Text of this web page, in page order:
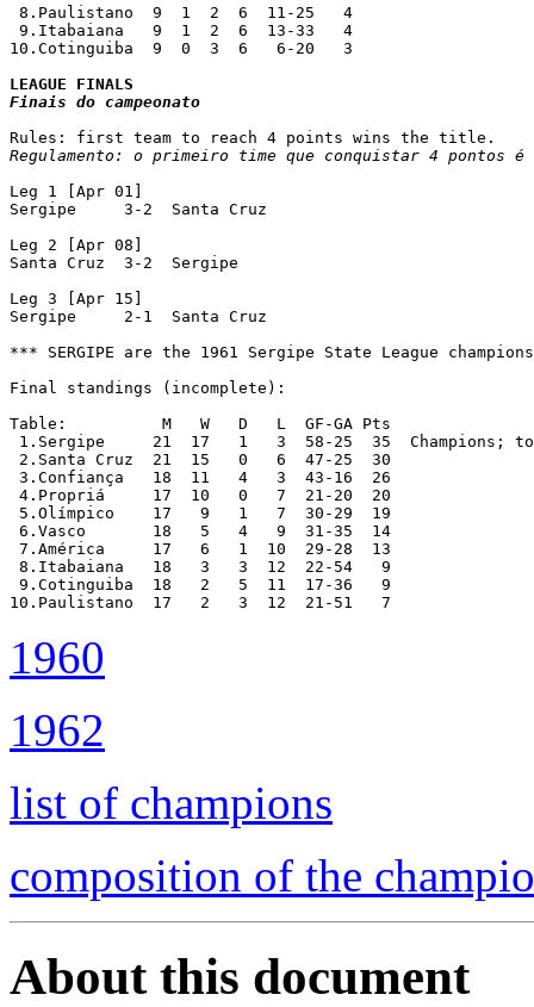
8.Paulistano  9  1  2  6  11-25   4
9.Itabaiana   9  1  2  6  13-33   4
10.Cotinguiba  9  0  3  6   6-20   3
Finais do campeonato
Regulamento: o primeiro time que conquistar 4 pontos é
Leg 1 [Apr 01]
Sergipe     3-2  Santa Cruz
Leg 2 [Apr 08]
Santa Cruz  3-2  Sergipe
Leg 3 [Apr 15]
Sergipe     2-1  Santa Cruz
*** SERGIPE are the 1961 Sergipe State League
Final standings (incomplete):
Table:          M   W   D   L  GF-GA Pts
1.Sergipe     21  17   1   3  58-25  35  Champions;
2.Santa Cruz  21  15   0   6  47-25  30
3.Confiança   18  11   4   3  43-16  26
4.Propriá     17  10   0   7  21-20  20
5.Olímpico    17   9   1   7  30-29  19
6.Vasco       18   5   4   9  31-35  14
7.América     17   6   1  10  29-28  13
8.Itabaiana   18   3   3  12  22-54   9
9.Cotinguiba  18   2   5  11  17-36   9
1960
1962
list of champions
composition of the
About this document